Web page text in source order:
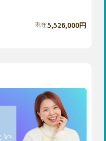
現在5,526,000円